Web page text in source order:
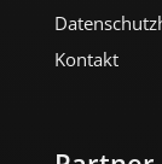
Kontakt